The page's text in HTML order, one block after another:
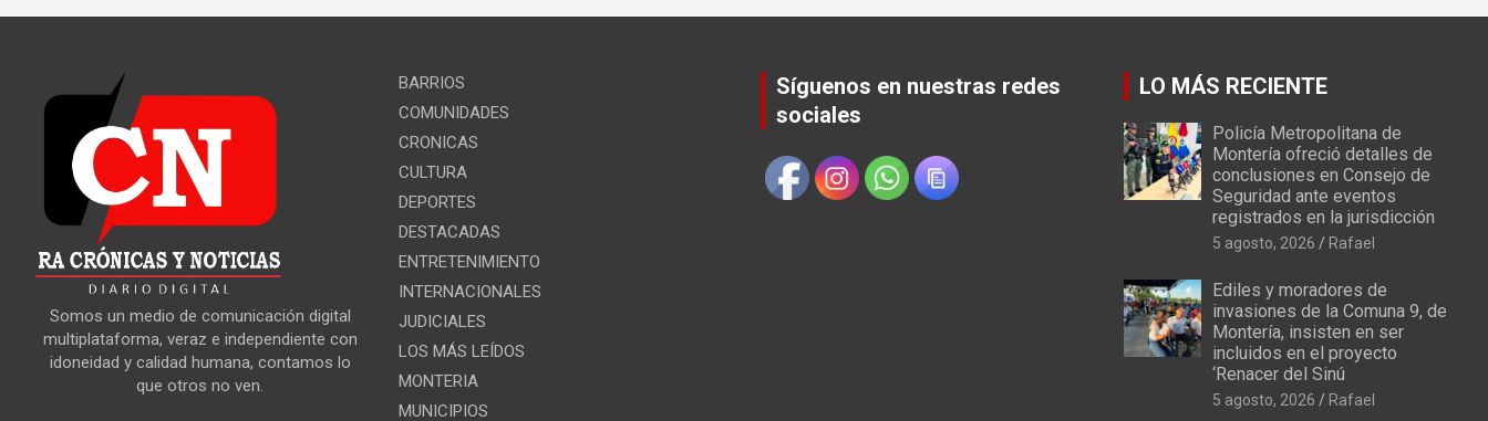
Somos un medio de comunicación digital
multiplataforma, veraz e independiente con
idoneidad y calidad humana, contamos lo
que otros no ven.
BARRIOS
COMUNIDADES
CRONICAS
CULTURA
DEPORTES
DESTACADAS
ENTRETENIMIENTO
INTERNACIONALES
JUDICIALES
LOS MÁS LEÍDOS
MONTERIA
MUNICIPIOS
Síguenos en nuestras redes
sociales
LO MÁS RECIENTE
Policía Metropolitana de
Montería ofreció detalles de
conclusiones en Consejo de
Seguridad ante eventos
registrados en la jurisdicción
5 agosto, 2026 Rafael
Ediles y moradores de
invasiones de la Comuna 9, de
Montería, insisten en ser
incluidos en el proyecto
‘Renacer del Sinú
5 agosto, 2026 Rafael